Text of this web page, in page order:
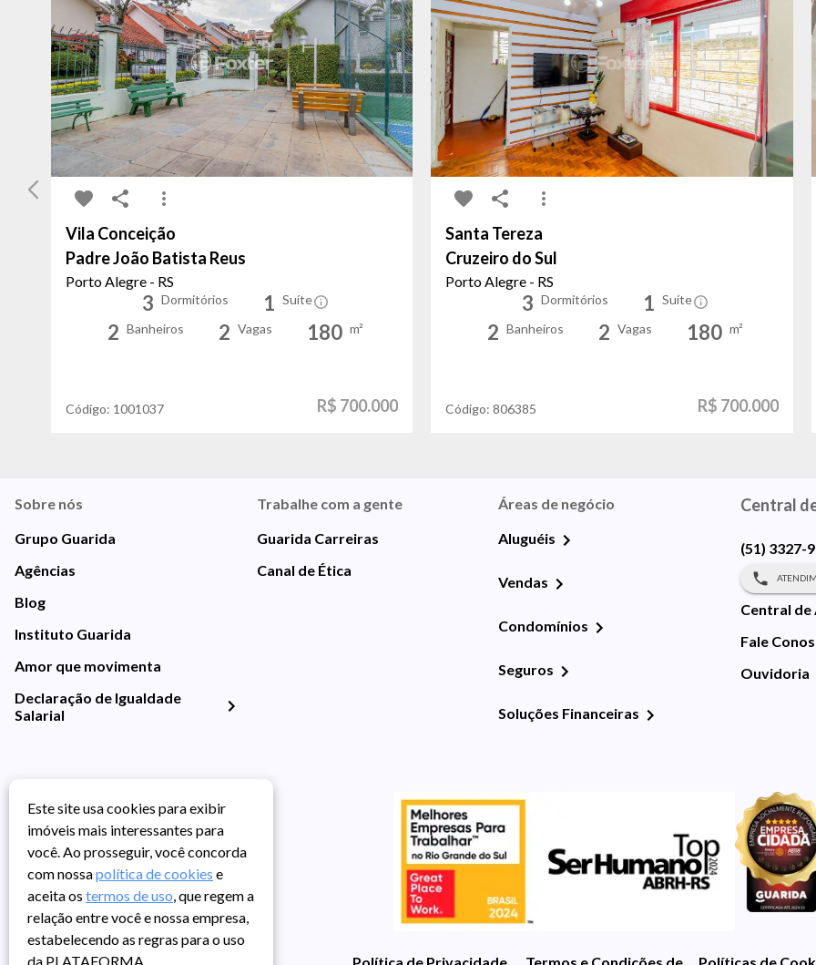
Vila Conceição
Padre João Batista Reus
Porto Alegre - RS
3 Dormitórios 1 Suíte
2 Banheiros 2 Vagas 180 m²
Código: 1001037 R$ 700.000
Santa Tereza
Cruzeiro do Sul
Porto Alegre - RS
3 Dormitórios 1 Suíte
2 Banheiros 2 Vagas 180 m²
Código:806385 R$ 700.000
Sobre nós
Grupo Guarida
Agências
Blog
Instituto Guarida
Amor que movimenta
Declaração de Igualdade
Salarial
Trabalhe com a gente
Guarida Carreiras
Canal de Ética
Áreas de negócio
Aluguéis
Vendas
Condomínios
Seguros
Soluções Financeiras
Central
(51) 3327-
Central de
Fale
Ouvidoria
Política de Privacidade Termos e Condições de UsoPolíticas de
Este site usa cookies para exibir
imóveis mais interessantes para
você. Ao prosseguir, você concorda
com nossapolítica de cookies e
aceita os termos de uso, que regem a
relação entre você e nossa empresa,
estabelecendo as regras para o uso
da PLATAFORMA.